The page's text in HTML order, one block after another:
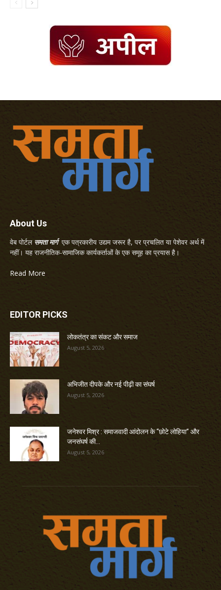
About Us
वेब पोर्टल समता मार्गएक पत्रकारीय उद्यम जरूर है, पर प्रचलित या पेशेवर अर्थ में
नहीं। यह राजनीतिक-सामाजिक कार्यकर्ताओं के एक समूह का प्रयास है।
Read More
EDITOR PICKS
लोकतंत्र का संकट और समाज
August 5, 2026
अभिजीत दीपके और नई पीढ़ी का संघर्ष
August 5, 2026
जनेश्वर मिश्र : समाजवादी आंदोलन के “छोटे लोहिया” और
जनसंघर्ष की...
August 5, 2026